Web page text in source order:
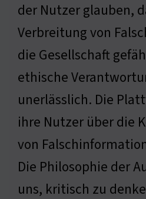
der Nutzer glauben,
Verbreitung von
die Gesellschaft
ethische
unerlässlich. Die
ihre Nutzer über die
von
Die Philosophie der
uns, kritisch zu